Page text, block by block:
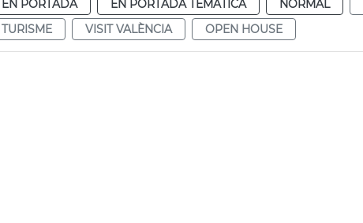
EN PORTADA
EN PORTADA TEMÁTICA NORMAL
TURISME
VISIT VALÈNCIA OPEN HOUSE